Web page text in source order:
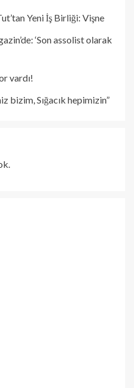
Yeni İş Birliği: Vişne
‘Son assolist olarak
vardı!
bizim, Sığacık hepimizin”